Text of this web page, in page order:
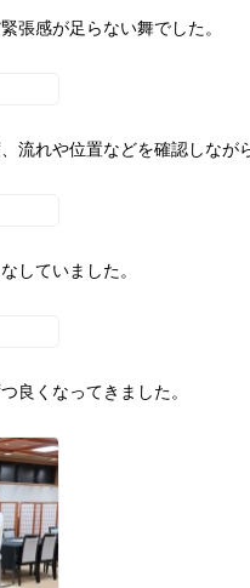
張感が足らない舞でした。
流れや位置などを確認しなが
していました。
良くなってきました。